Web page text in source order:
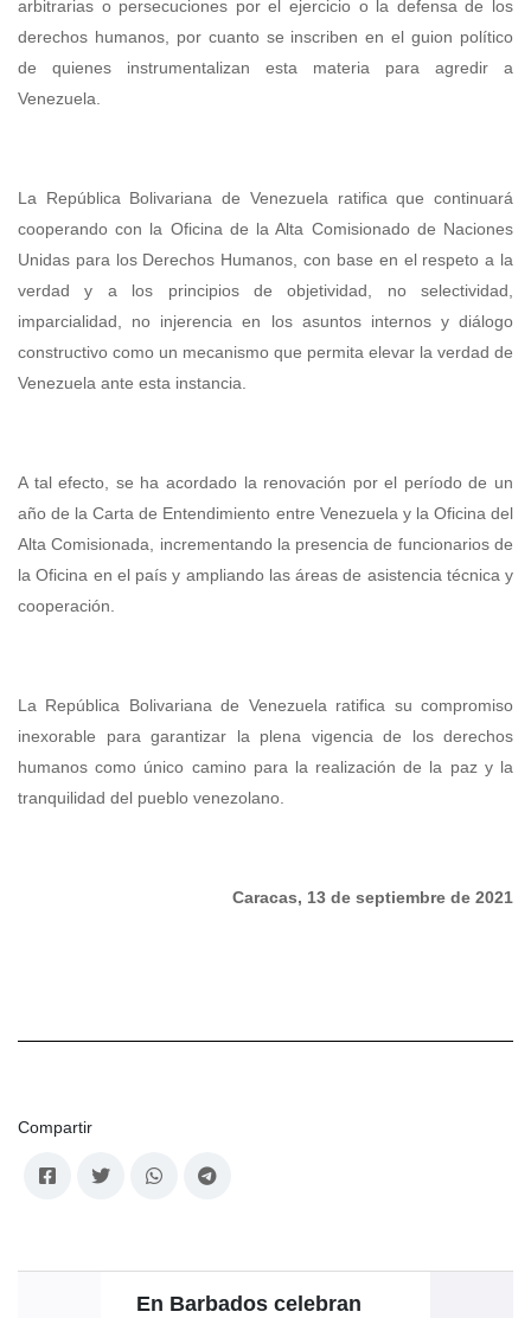
arbitrarias o persecuciones por el ejercicio o la defensa de los
derechos humanos, por cuanto se inscriben en el guion político
de quienes instrumentalizan esta materia para agredir a
Venezuela.
La República Bolivariana de Venezuela ratifica que continuará
cooperando con la Oficina de la Alta Comisionado de Naciones
Unidas para los Derechos Humanos, con base en el respeto a la
verdad y a los principios de objetividad, no selectividad,
imparcialidad, no injerencia en los asuntos internos y diálogo
constructivo como un mecanismo que permita elevar la verdad de
Venezuela ante esta instancia.
A tal efecto, se ha acordado la renovación por el período de un
año de la Carta de Entendimiento entre Venezuela y la Oficina del
Alta Comisionada, incrementando la presencia de funcionarios de
la Oficina en el país y ampliando las áreas de asistencia técnica y
cooperación.
La República Bolivariana de Venezuela ratifica su compromiso
inexorable para garantizar la plena vigencia de los derechos
humanos como único camino para la realización de la paz y la
tranquilidad del pueblo venezolano.
Caracas, 13 de septiembre de 2021
Compartir
En Barbados celebran